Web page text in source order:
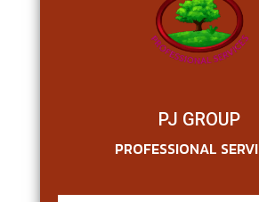
PJ GROUP
PROFESSIONAL